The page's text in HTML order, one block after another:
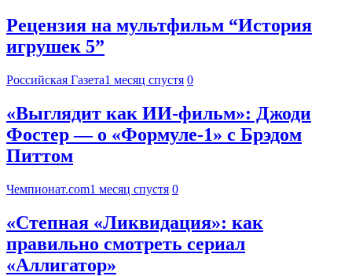
Рецензия на мультфильм “История
игрушек 5”
Российская Газета1 месяц спустя 0
«Выглядит как ИИ-фильм»: Джоди
Фостер — о «Формуле-1» с Брэдом
Питтом
Чемпионат.com1 месяц спустя 0
«Степная «Ликвидация»: как
правильно смотреть сериал
«Аллигатор»